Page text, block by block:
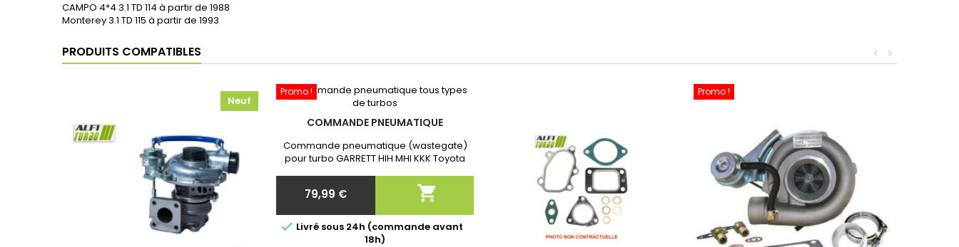
CAMPO 4*4 3.1 TD 114 à partir de 1988
Monterey 3.1 TD 115 à partir de 1993
PRODUITS COMPATIBLES >
<
Neuf
Promo !
COMMANDE PNEUMATIQUE
Commande pneumatique (wastegate)
pour turbo GARRETT HIH MHI KKK Toyota
communiquer nous la référence exacte
de votre turbo!
Prix
79,99 € 
 Livré sous 24h (commande avant
18h)
Promo !